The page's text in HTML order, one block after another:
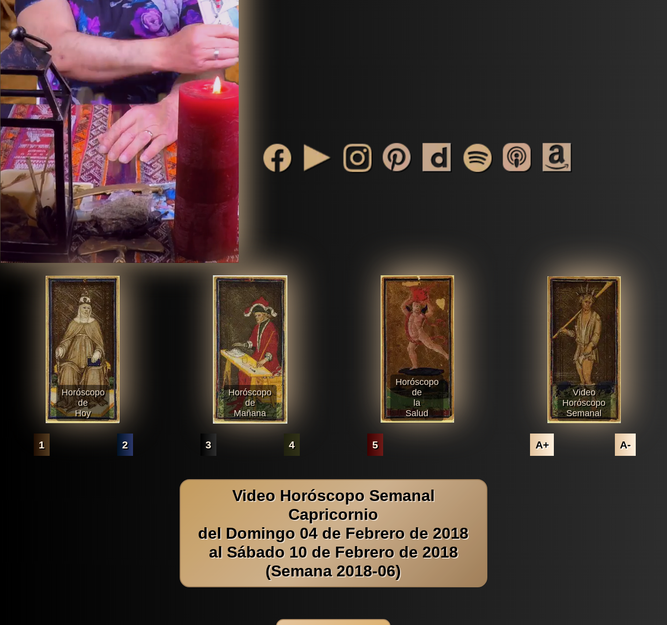
Horóscopo
de
Hoy
Horóscopo
de
Mañana
Horóscopo
de
la
Salud
Video
Horóscopo
Semanal
1 2 3 4 5 A+ A-
Video Horóscopo Semanal
Capricornio
del Domingo 04 de Febrero de 2018
al Sábado 10 de Febrero de 2018
(Semana 2018-06)